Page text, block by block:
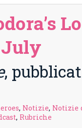
July
,
, Notizie, Notizie
, Rubriche